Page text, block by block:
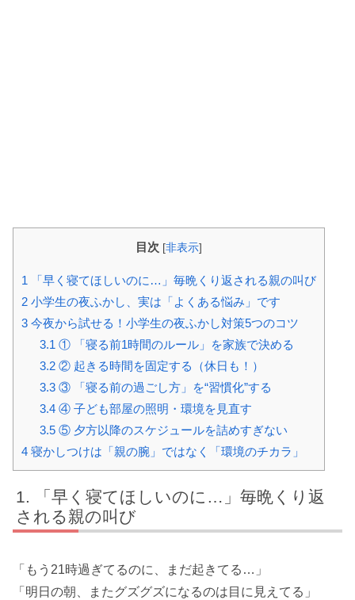
目次 [非表示]
1 「早く寝てほしいのに…」毎晩くり返される親の叫び
2 小学生の夜ふかし、実は「よくある悩み」です
3 今夜から試せる！小学生の夜ふかし対策5つのコツ
3.1① 「寝る前1時間のルール」を家族で決める
3.2② 起きる時間を固定する（休日も！）
3.3③ 「寝る前の過ごし方」を“習慣化”する
3.4④ 子ども部屋の照明・環境を見直す
3.5⑤ 夕方以降のスケジュールを詰めすぎない
4 寝かしつけは「親の腕」ではなく「環境のチカラ」
「早く寝てほしいのに…」毎晩くり返
される親の叫び
「もう21時過ぎてるのに、まだ起きてる…」
「明日の朝、またグズグズになるのは目に見えてる」